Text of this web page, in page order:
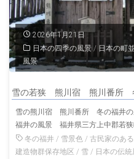
社
上
社
狭
國
一
2026年1月21日
日本の四季の風景 / 日本の町
風景
雪の若狭 熊川宿 熊川番所
雪の熊川宿 熊川番所 冬の福井
福井の風景 福井県三方上中郡若
冬の福井 / 雪景色 /古民家のあ
建造物群保存地区 / 雪 / 日本の伝統